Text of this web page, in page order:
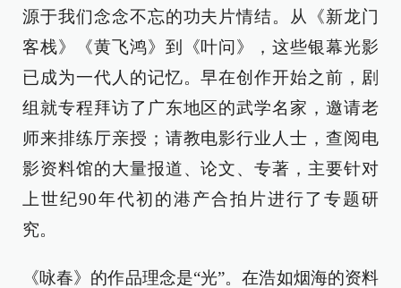
源于我们念念不忘的功夫片情结。从《新龙门
客栈》《黄飞鸿》到《叶问》，这些银幕光影
已成为一代人的记忆。早在创作开始之前，剧
组就专程拜访了广东地区的武学名家，邀请老
师来排练厅亲授；请教电影行业人士，查阅电
影资料馆的大量报道、论文、专著，主要针对
上世纪90年代初的港产合拍片进行了专题研
究。
《咏春》的作品理念是“光”。在浩如烟海的资料